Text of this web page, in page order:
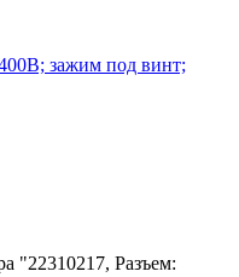
зажим под винт;
"22310217, Разъем: